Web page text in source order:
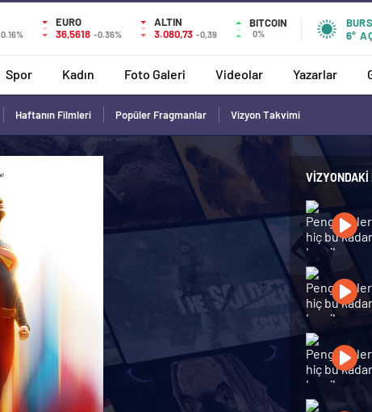
0.16%
EURO
36,5618 -0.36%
ALTIN
3.080,73 -0,39
BITCOIN
0%
6°
Spor Kadın Foto Galeri Videolar Yazarlar
Haftanın Filmleri Popüler Fragmanlar Vizyon Takvimi
VIZYONDAKI